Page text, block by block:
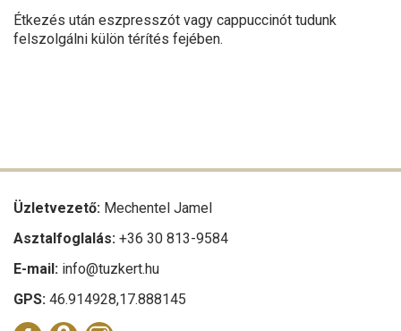
Étkezés után eszpresszót vagy cappuccinót tudunk
felszolgálni külön térítés fejében.
Üzletvezető: Mechentel Jamel
Asztalfoglalás: +36 30 813-9584
E-mail: info@tuzkert.hu
GPS: 46.914928,17.888145